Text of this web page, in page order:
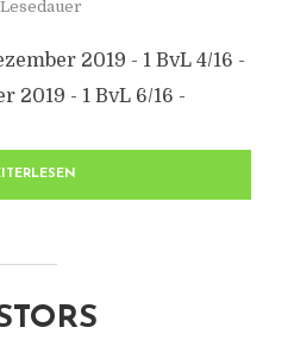
2019 - 1 BvL 4/16 -
2019 - 1 BvL 6/16 -